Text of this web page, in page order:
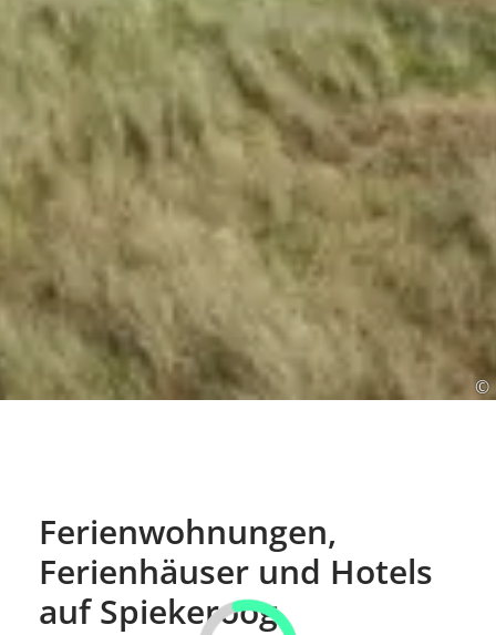
©
Ferienwohnungen,
Ferienhäuser und Hotels
auf Spiekeroog